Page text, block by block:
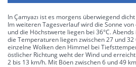
In Çamyazı ist es morgens überwiegend
Im weiteren Tagesverlauf wird die Sonne
und die Höchstwerte liegen bei 36°C.
die Temperaturen liegen zwischen 27 und
einzelne Wolken den Himmel bei
östlicher Richtung weht der Wind und
2 bis 13 km/h. Mit Böen zwischen 6 und 49